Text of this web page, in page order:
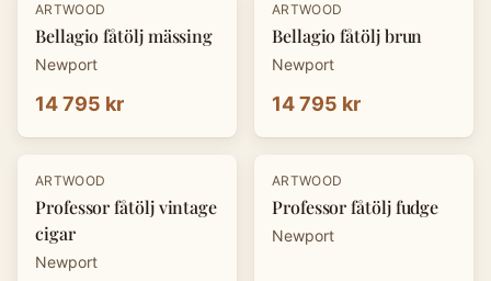
ARTWOOD
Bellagio fåtölj mässing
Newport
14 795 kr
ARTWOOD
Bellagio fåtölj brun
Newport
14 795 kr
ARTWOOD
Professor fåtölj vintage
cigar
Newport
ARTWOOD
Professor fåtölj fudge
Newport